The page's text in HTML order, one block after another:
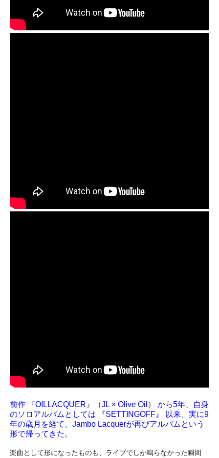
前作 『OILLACQUER』（JL × Olive Oil） から5年、自身
のソロアルバムとしては 『SETTINGOFF』 以来、実に9
年の歳月を経て、Jambo Lacquerが再びアルバムという
形で帰ってきた。
楽曲として形になったものも、ライブでしか鳴らなかった瞬間